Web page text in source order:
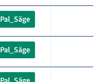
Pal_Säge
Pal_Säge